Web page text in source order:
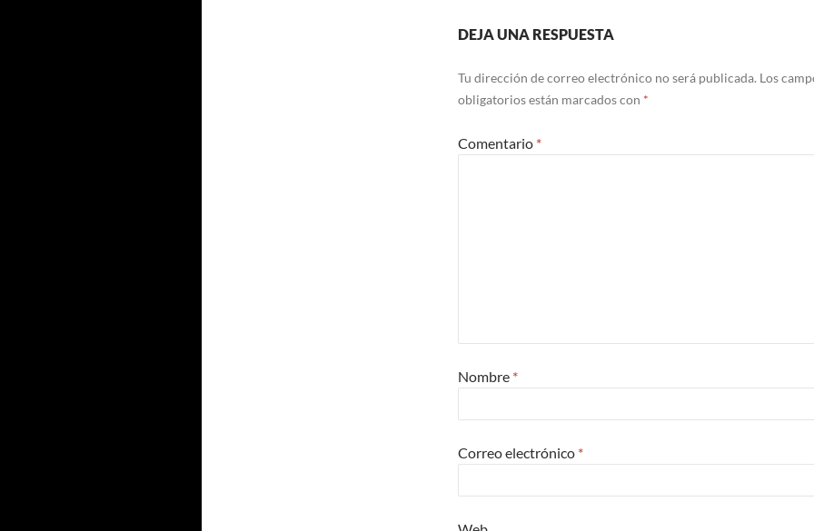
DEJA UNA RESPUESTA
Tu dirección de correo electrónico no será publicada. Los
obligatorios están marcados con *
Comentario *
Nombre *
Correo electrónico *